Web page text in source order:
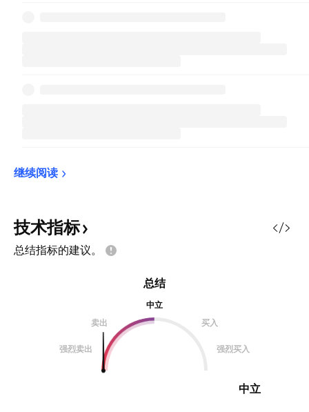
继续阅读
技术指标
总结指标的建议。
总结
中立
卖出
买入
强烈卖出 强烈买入
中立